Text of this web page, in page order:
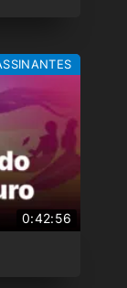
0:42:56